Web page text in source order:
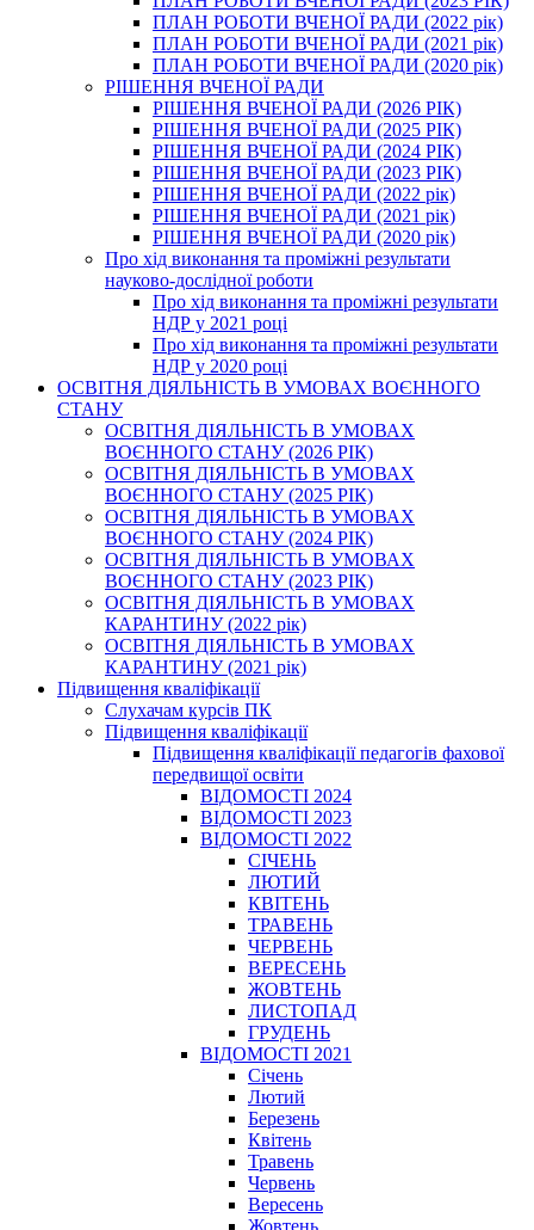
ПЛАН РОБОТИ ВЧЕНОЇ РАДИ (2022 рік)
ПЛАН РОБОТИ ВЧЕНОЇ РАДИ (2021 рік)
ПЛАН РОБОТИ ВЧЕНОЇ РАДИ (2020 рік)
РІШЕННЯ ВЧЕНОЇ РАДИ
РІШЕННЯ ВЧЕНОЇ РАДИ (2026 РІК)
РІШЕННЯ ВЧЕНОЇ РАДИ (2025 РІК)
РІШЕННЯ ВЧЕНОЇ РАДИ (2024 РІК)
РІШЕННЯ ВЧЕНОЇ РАДИ (2023 РІК)
РІШЕННЯ ВЧЕНОЇ РАДИ (2022 рік)
РІШЕННЯ ВЧЕНОЇ РАДИ (2021 рік)
РІШЕННЯ ВЧЕНОЇ РАДИ (2020 рік)
Про хід виконання та проміжні результати
науково-дослідної роботи
Про хід виконання та проміжні результати
НДР у 2021 році
Про хід виконання та проміжні результати
НДР у 2020 році
ОСВІТНЯ ДІЯЛЬНІСТЬ В УМОВАХ ВОЄННОГО
СТАНУ
ОСВІТНЯ ДІЯЛЬНІСТЬ В УМОВАХ
ВОЄННОГО СТАНУ (2026 РІК)
ОСВІТНЯ ДІЯЛЬНІСТЬ В УМОВАХ
ВОЄННОГО СТАНУ (2025 РІК)
ОСВІТНЯ ДІЯЛЬНІСТЬ В УМОВАХ
ВОЄННОГО СТАНУ (2024 РІК)
ОСВІТНЯ ДІЯЛЬНІСТЬ В УМОВАХ
ВОЄННОГО СТАНУ (2023 РІК)
ОСВІТНЯ ДІЯЛЬНІСТЬ В УМОВАХ
КАРАНТИНУ (2022 рік)
ОСВІТНЯ ДІЯЛЬНІСТЬ В УМОВАХ
КАРАНТИНУ (2021 рік)
Підвищення кваліфікації
Слухачам курсів ПК
Підвищення кваліфікації
Підвищення кваліфікації педагогів фахової
передвищої освіти
ВІДОМОСТІ 2024
ВІДОМОСТІ 2023
ВІДОМОСТІ 2022
СІЧЕНЬ
ЛЮТИЙ
КВІТЕНЬ
ТРАВЕНЬ
ЧЕРВЕНЬ
ВЕРЕСЕНЬ
ЖОВТЕНЬ
ЛИСТОПАД
ГРУДЕНЬ
ВІДОМОСТІ 2021
Січень
Лютий
Березень
Квітень
Травень
Червень
Вересень
Жовтень